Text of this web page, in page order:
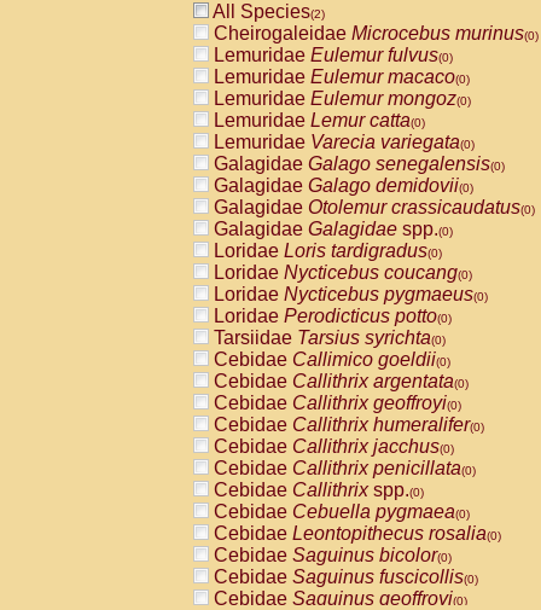
All Species(2)
Cheirogaleidae Microcebus murinus(0)
Lemuridae Eulemur fulvus(0)
Lemuridae Eulemur macaco(0)
Lemuridae Eulemur mongoz(0)
Lemuridae Lemur catta(0)
Lemuridae Varecia variegata(0)
Galagidae Galago senegalensis(0)
Galagidae Galago demidovii(0)
Galagidae Otolemur crassicaudatus(0)
Galagidae Galagidae spp.(0)
Loridae Loris tardigradus(0)
Loridae Nycticebus coucang(0)
Loridae Nycticebus pygmaeus(0)
Loridae Perodicticus potto(0)
Tarsiidae Tarsius syrichta(0)
Cebidae Callimico goeldii(0)
Cebidae Callithrix argentata(0)
Cebidae Callithrix geoffroyi(0)
Cebidae Callithrix humeralifer(0)
Cebidae Callithrix jacchus(0)
Cebidae Callithrix penicillata(0)
Cebidae Callithrixspp.(0)
Cebidae Cebuella pygmaea(0)
Cebidae Leontopithecus rosalia(0)
Cebidae Saguinus bicolor(0)
Cebidae Saguinus fuscicollis(0)
Cebidae Saguinus geoffroyi(0)